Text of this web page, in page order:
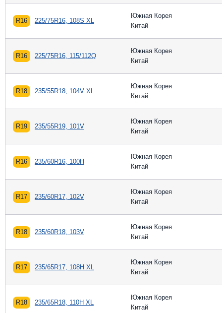
R16 225/75R16, 108S XL
Южная Корея
Китай
R16 225/75R16, 115/112Q
Южная Корея
Китай
R18 235/55R18, 104V XL
Южная Корея
Китай
R19 235/55R19, 101V
Южная Корея
Китай
R16 235/60R16, 100H
Южная Корея
Китай
R17 235/60R17, 102V
Южная Корея
Китай
R18 235/60R18, 103V
Южная Корея
Китай
R17 235/65R17, 108H XL
Южная Корея
Китай
R18 235/65R18, 110H XL
Южная Корея
Китай